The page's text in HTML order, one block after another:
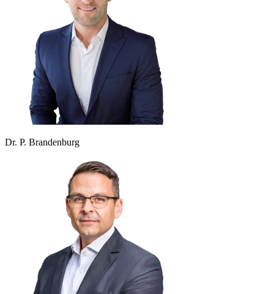
Dr. P. Brandenburg